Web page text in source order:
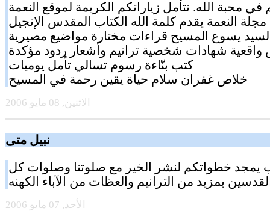
محبة الله. نتأمل زياراتكم الكريمة لموقع النعمة
النعمة يقدم كلمة الله الكتاب المقدس الإنجيل
يسوع المسيح قراءات مختارة مواضيع مصيرية
شهادات شخصية ترانيم وأشعار ردود مؤكدة
كتب بنّاءة رسوم تسالي تأمل يوميات
خلاص غفران سلام حياة يقين رحمة في المسيح
الاثنين, 08 مايو 2006
نبيل متى
يمجد خطواتكم لنشر الخير مع صلوتنا وصلوات كل
بمزيد من الترانيم والعظات من الآباء الكهنه
الأحد, 07 مايو 2006